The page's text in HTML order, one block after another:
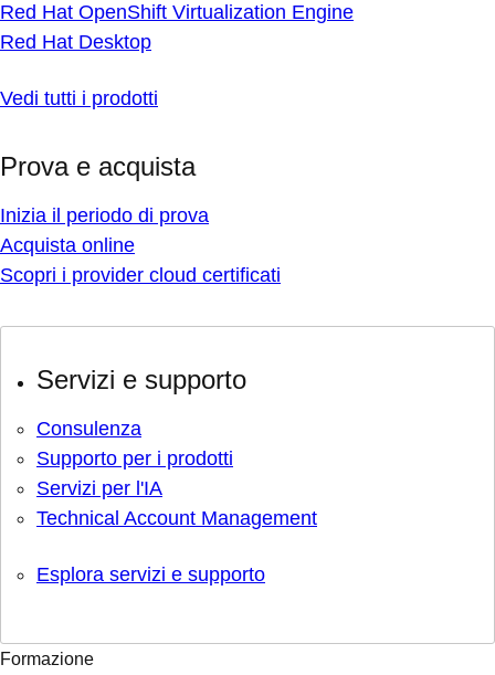
Red Hat OpenShift Virtualization Engine
Red Hat Desktop
Vedi tutti i prodotti
Prova e acquista
Inizia il periodo di prova
Acquista online
Scopri i provider cloud certificati
Servizi e supporto
Consulenza
Supporto per i prodotti
Servizi per l'IA
Technical Account Management
Esplora servizi e supporto
Formazione